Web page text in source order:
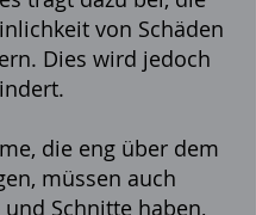
von Schäden
Dies wird jedoch
die eng über dem
müssen auch
und Schnitte haben,